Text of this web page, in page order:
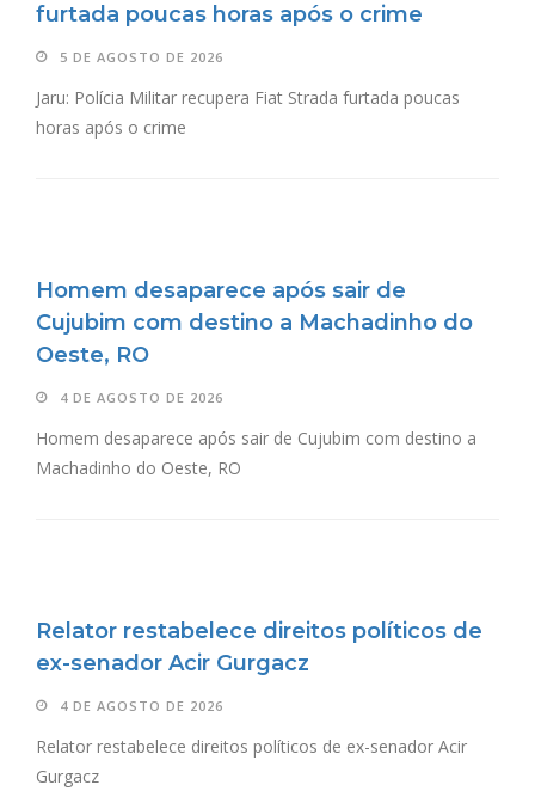
furtada poucas horas após o crime
5 DE AGOSTO DE 2026
Jaru: Polícia Militar recupera Fiat Strada furtada poucas
horas após o crime
Homem desaparece após sair de
Cujubim com destino a Machadinho do
Oeste, RO
4 DE AGOSTO DE 2026
Homem desaparece após sair de Cujubim com destino a
Machadinho do Oeste, RO
Relator restabelece direitos políticos de
ex-senador Acir Gurgacz
4 DE AGOSTO DE 2026
Relator restabelece direitos políticos de ex-senador Acir
Gurgacz